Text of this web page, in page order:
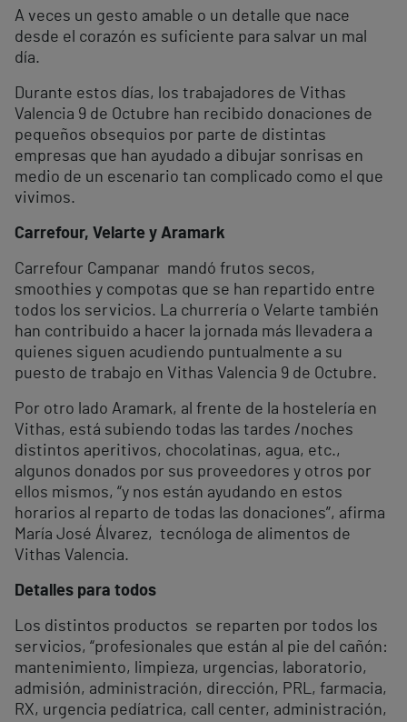
A veces un gesto amable o un detalle que nace
desde el corazón es suficiente para salvar un mal
día.
Durante estos días, los trabajadores de Vithas
Valencia 9 de Octubre han recibido donaciones de
pequeños obsequios por parte de distintas
empresas que han ayudado a dibujar sonrisas en
medio de un escenario tan complicado como el que
vivimos.
Carrefour, Velarte y Aramark
Carrefour Campanar mandó frutos secos,
smoothies y compotas que se han repartido entre
todos los servicios. La churrería o Velarte también
han contribuido a hacer la jornada más llevadera a
quienes siguen acudiendo puntualmente a su
puesto de trabajo en Vithas Valencia 9 de Octubre.
Por otro lado Aramark, al frente de la hostelería en
Vithas, está subiendo todas las tardes /noches
distintos aperitivos, chocolatinas, agua, etc.,
algunos donados por sus proveedores y otros por
ellos mismos, “y nos están ayudando en estos
horarios al reparto de todas las donaciones”, afirma
María José Álvarez, tecnóloga de alimentos de
Vithas Valencia.
Detalles para todos
Los distintos productos se reparten por todos los
servicios, “profesionales que están al pie del cañón:
mantenimiento, limpieza, urgencias, laboratorio,
admisión, administración, dirección, PRL, farmacia,
RX, urgencia pedíatrica, call center, administración,